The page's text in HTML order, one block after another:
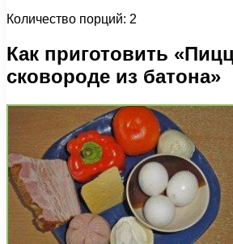
Количество порций: 2
Как приготовить
сковороде из батона»